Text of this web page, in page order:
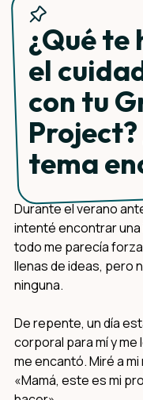
¿Qué te
el
con tu
tema
Durante el verano
intenté encontrar una
todo me parecía
llenas de ideas, pero
ninguna.
De repente, un día
corporal para mí y
me encantó. Miré a
«Mamá, este es mi